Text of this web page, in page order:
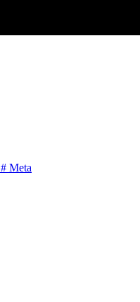
# Meta